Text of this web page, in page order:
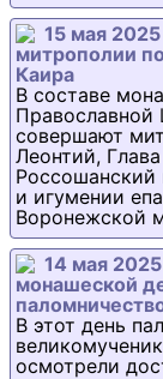
15 мая
митрополии
Каира
В составе
Православной
совершают
Леонтий,
и игумении
Воронежской
14 мая
монашеской
В этот день
осмотрели